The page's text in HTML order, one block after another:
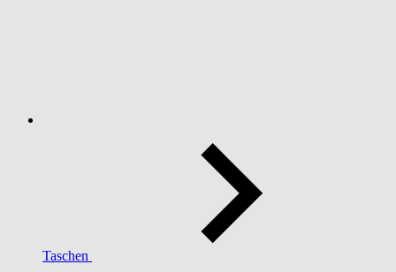
Taschen